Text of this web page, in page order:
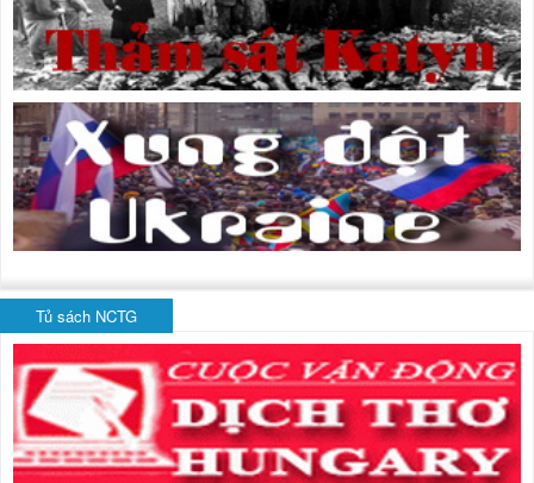
Tủ sách NCTG